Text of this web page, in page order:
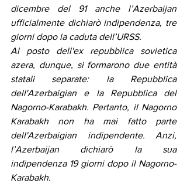
dicembre del 91 anche l’Azerbaijan
ufficialmente dichiarò indipendenza, tre
giorni dopo la caduta dell’URSS.
Al posto dell'ex repubblica sovietica
azera, dunque, si formarono due entità
statali separate: la Repubblica
dell'Azerbaigian e la Repubblica del
Nagorno-Karabakh. Pertanto, il Nagorno
Karabakh non ha mai fatto parte
dell'Azerbaigian indipendente. Anzi,
l’Azerbaijan dichiarò la sua
indipendenza 19 giorni dopo il Nagorno-
Karabakh.